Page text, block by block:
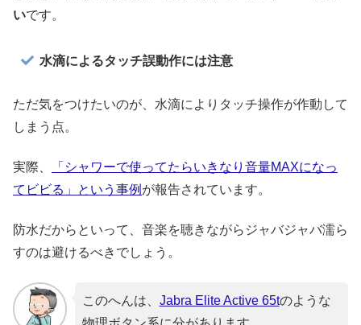
いです。
水滴によるタッチ誤動作には注意
ただ気をつけたいのが、水滴によりタッチ操作が作動して
しまう点。
実際、
「シャワーで使ってたらいきなり音量MAXになっ
てビビる」という事例 が報告されています。
防水だからといって、音楽を聴きながらジャバジャバ濡ら
すのは避けるべきでしょう。
このへんは、 Jabra Elite Active 65tのような